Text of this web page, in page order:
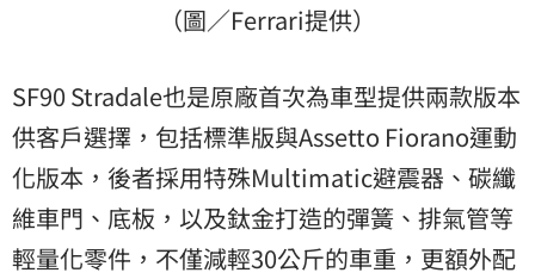
（圖／Ferrari提供）
SF90 Stradale也是原廠首次為車型提供兩款版本
供客戶選擇，包括標準版與Assetto Fiorano運動
化版本，後者採用特殊Multimatic避震器、碳纖
維車門、底板，以及鈦金打造的彈簧、排氣管等
輕量化零件，不僅減輕30公斤的車重，更額外配